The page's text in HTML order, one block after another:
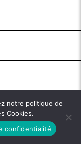
notre politique de
Cookies.
confidentialité